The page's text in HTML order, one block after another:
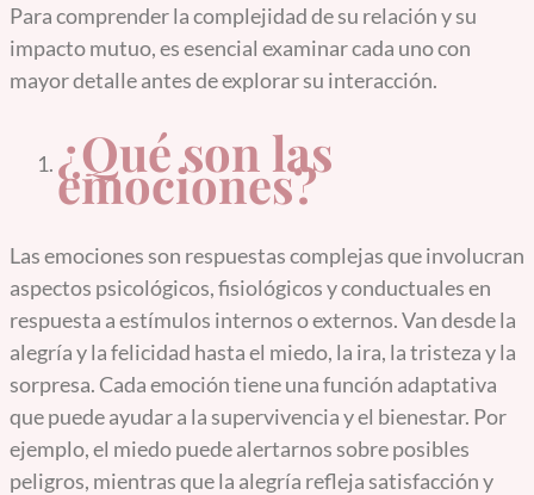
Para comprender la complejidad de su relación y su
impacto mutuo, es esencial examinar cada uno con
mayor detalle antes de explorar su interacción.
¿Qué son las
emociones?
Las emociones son respuestas complejas que involucran
aspectos psicológicos, fisiológicos y conductuales en
respuesta a estímulos internos o externos. Van desde la
alegría y la felicidad hasta el miedo, la ira, la tristeza y la
sorpresa. Cada emoción tiene una función adaptativa
que puede ayudar a la supervivencia y el bienestar. Por
ejemplo, el miedo puede alertarnos sobre posibles
peligros, mientras que la alegría refleja satisfacción y